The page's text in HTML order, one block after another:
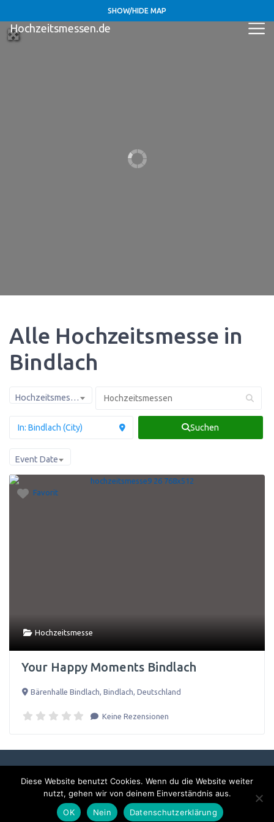
Hochzeitsmessen.de
SHOW/HIDE MAP
Alle Hochzeitsmesse in
Bindlach
Hochzeitsmessen
Suchen
Event Date
Favorit
Hochzeitsmesse
Your Happy Moments Bindlach
Bärenhalle Bindlach Bindlach Deutschland
Keine Rezensionen
Impressum & Datenschutzerklärung
Diese Website benutzt Cookies. Wenn du die Website weiter
nutzt, gehen wir von deinem Einverständnis aus.
OK
Nein Datenschutzerklärung